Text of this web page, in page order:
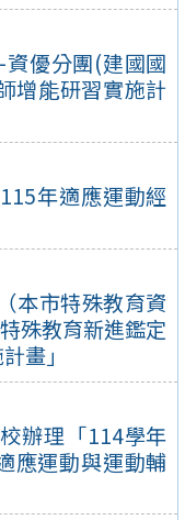
優分團(建國國
增能研習實施計
年適應運動經
本市特殊教育資
殊教育新進鑑定
畫」
辦理「114學年
應運動與運動輔